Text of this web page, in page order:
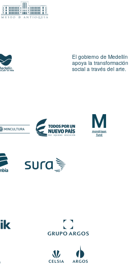
El gobierno de Medellín
apoya la transformación
social a través del arte.